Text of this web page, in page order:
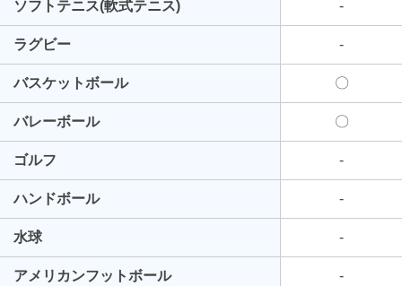
ソフトテニス(軟式テニス) -
ラグビー -
バスケットボール 〇
バレーボール 〇
ゴルフ -
ハンドボール -
水球 -
アメリカンフットボール -